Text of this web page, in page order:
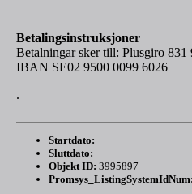
Betalingsinstruksjoner
Betalningar sker till: Plusgiro
IBAN SE02 9500 0099 6026
.
Startdato:
Sluttdato:
Objekt ID: 3995897
Promsys_ListingSystemIdNum: